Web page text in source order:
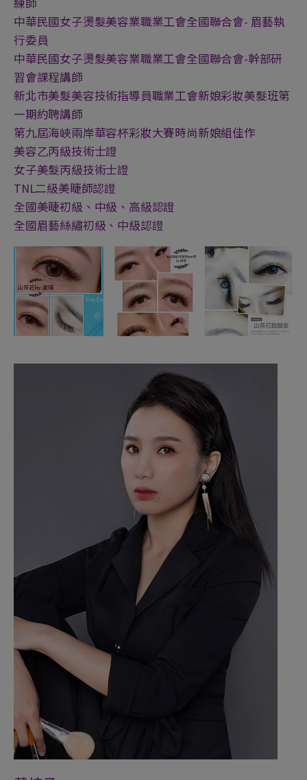
中華民國女子燙髮美容業職業工會全國聯合會- 眉藝執
行委員
中華民國女子燙髮美容業職業工會全國聯合會-幹部研
習會課程講師
新北市美髮美容技術指導員職業工會新娘彩妝美髮班第
一期約聘講師
第九屆海峽兩岸華容杯彩妝大賽時尚新娘組佳作
美容乙丙級技術士證
女子美髮丙級技術士證
TNL二級美睫師認證
全國美睫初級、中級、高級認證
全國眉藝絲繡初級、中級認證